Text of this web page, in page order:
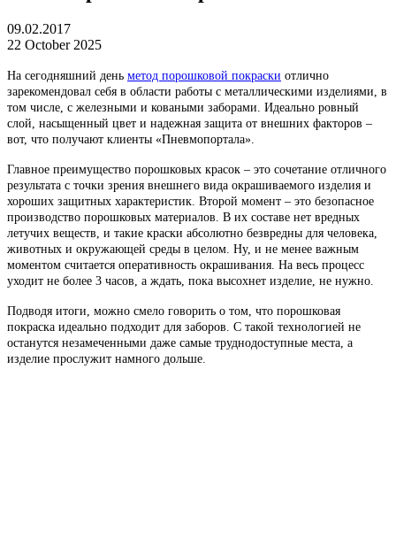
09.02.2017
22 October 2025
На сегодняшний день метод порошковой покраски отлично
зарекомендовал себя в области работы с металлическими изделиями, в
том числе, с железными и коваными заборами. Идеально ровный
слой, насыщенный цвет и надежная защита от внешних факторов –
вот, что получают клиенты «Пневмопортала».
Главное преимущество порошковых красок – это сочетание отличного
результата с точки зрения внешнего вида окрашиваемого изделия и
хороших защитных характеристик. Второй момент – это безопасное
производство порошковых материалов. В их составе нет вредных
летучих веществ, и такие краски абсолютно безвредны для человека,
животных и окружающей среды в целом. Ну, и не менее важным
моментом считается оперативность окрашивания. На весь процесс
уходит не более 3 часов, а ждать, пока высохнет изделие, не нужно.
Подводя итоги, можно смело говорить о том, что порошковая
покраска идеально подходит для заборов. С такой технологией не
останутся незамеченными даже самые труднодоступные места, а
изделие прослужит намного дольше.